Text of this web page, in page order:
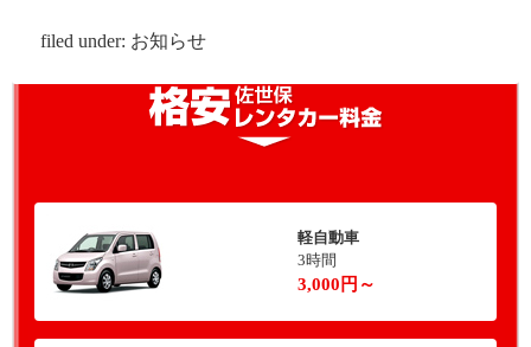
filed under: お知らせ
軽自動車
3時間
3,000円～